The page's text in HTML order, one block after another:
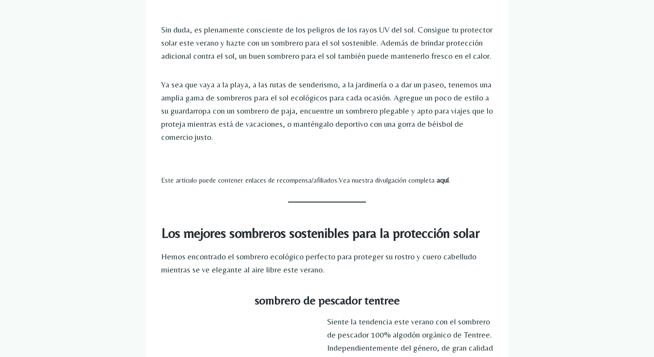
Sin duda, es plenamente consciente de los peligros de los rayos UV del sol. Consigue tu protector
solar este verano y hazte con un sombrero para el sol sostenible. Además de brindar protección
adicional contra el sol, un buen sombrero para el sol también puede mantenerlo fresco en el calor.
Ya sea que vaya a la playa, a las rutas de senderismo, a la jardinería o a dar un paseo, tenemos una
amplia gama de sombreros para el sol ecológicos para cada ocasión. Agregue un poco de estilo a
su guardarropa con un sombrero de paja, encuentre un sombrero plegable y apto para viajes que lo
proteja mientras está de vacaciones, o manténgalo deportivo con una gorra de béisbol de
comercio justo.
Este artículo puede contener enlaces de recompensa/afiliados.Vea nuestra divulgación completa aquí.
Los mejores sombreros sostenibles para la protección solar
Hemos encontrado el sombrero ecológico perfecto para proteger su rostro y cuero cabelludo
mientras se ve elegante al aire libre este verano.
sombrero de pescador tentree
Siente la tendencia este verano con el sombrero
de pescador 100% algodón orgánico de Tentree.
Independientemente del género, de gran calidad